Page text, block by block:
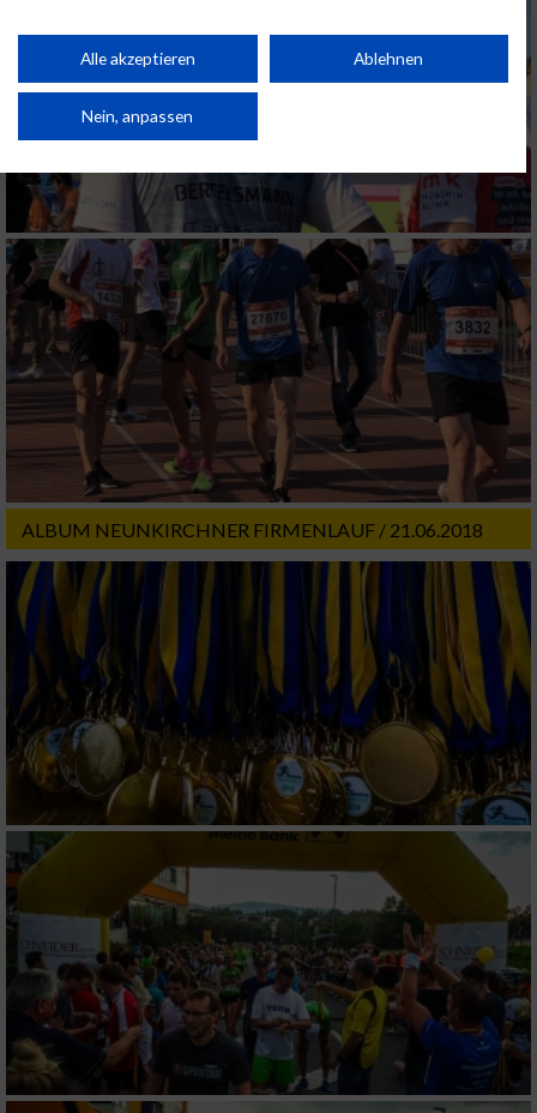
ALBUM NEUNKIRCHNER FIRMENLAUF / 21.06.2018
Performance von Inhalten. Analyse von Zielgruppen durch Statistiken oder
Kombinationen von Daten aus verschiedenen Quellen. Entwicklung und
von Inhalten.
Daten können außerhalb der Europäischen Union weitergegeben und in die
Website/App.
Partnerliste anzeigen (1 IAB-Anbieter)
Wir nutzen Ihre Daten für folgende Zwecke:
IAB-Verarbeitungszwecke:
Speichern von oder Zugriff auf Informationen
auf einem Endgerät
Verwendung reduzierter Daten zur Auswahl
von Werbeanzeigen
Erstellung von Profilen für personalisierte
Werbung
Verwendung von Profilen zur Auswahl
personalisierter Werbung
Erstellung von Profilen zur Personalisierung
von Inhalten
Verwendung von Profilen zur Auswahl
personalisierter Inhalte
Messung der Werbeleistung
Messung der Performance von Inhalten
Analyse von Zielgruppen durch Statistiken
oder Kombinationen von Daten aus
verschiedenen Quellen
Entwicklung und Verbesserung der Angebote
Verwendung reduzierter Daten zur Auswahl
von Inhalten
Alle akzeptieren Ablehnen
Nein, anpassen